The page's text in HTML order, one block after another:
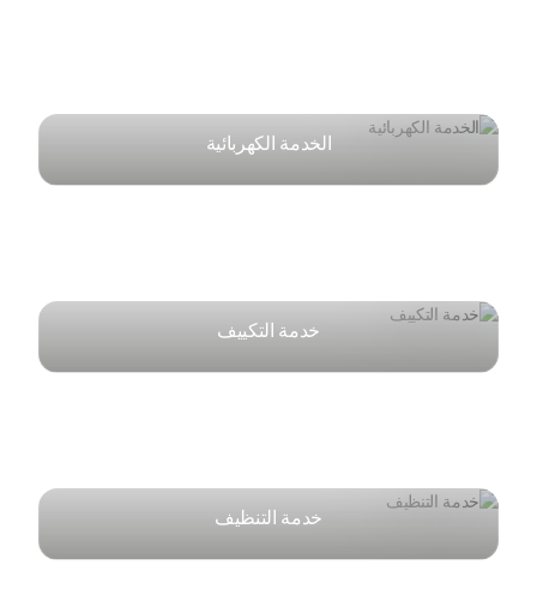
الخدمة الكهربائية
خدمة التكييف
خدمة التنظيف